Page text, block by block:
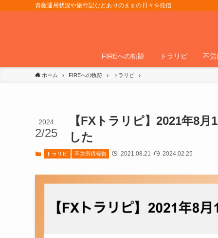
資産運用状況や旅行記などありのままの日々を発信
FIREへの軌跡 トラリピ 不労
ホーム FIREへの軌跡 トラリピ
【FXトラリピ】2021年8
した
2024
2/25
トラリピ 不労所得報告 2021.08.21 2024.02.25